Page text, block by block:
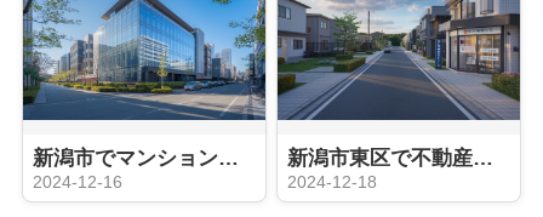
新潟市でマンション買取！成功するための秘訣とは？
2024-12-16
新潟市東区で不動産買取！信頼の取引ポイント紹介
2024-12-18